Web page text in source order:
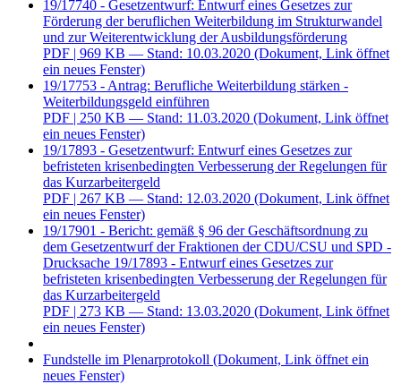
19/17740 - Gesetzentwurf: Entwurf eines Gesetzes zur
Förderung der beruflichen Weiterbildung im Strukturwandel
und zur Weiterentwicklung der Ausbildungsförderung
PDF | 969 KB — Stand: 10.03.2020 (Dokument, Link öffnet
ein neues Fenster)
19/17753 - Antrag: Berufliche Weiterbildung stärken -
Weiterbildungsgeld einführen
PDF | 250 KB — Stand: 11.03.2020 (Dokument, Link öffnet
ein neues Fenster)
19/17893 - Gesetzentwurf: Entwurf eines Gesetzes zur
befristeten krisenbedingten Verbesserung der Regelungen für
das Kurzarbeitergeld
PDF | 267 KB — Stand: 12.03.2020 (Dokument, Link öffnet
ein neues Fenster)
19/17901 - Bericht: gemäß § 96 der Geschäftsordnung zu
dem Gesetzentwurf der Fraktionen der CDU/CSU und SPD -
Drucksache 19/17893 - Entwurf eines Gesetzes zur
befristeten krisenbedingten Verbesserung der Regelungen für
das Kurzarbeitergeld
PDF | 273 KB — Stand: 13.03.2020 (Dokument, Link öffnet
ein neues Fenster)
Fundstelle im Plenarprotokoll (Dokument, Link öffnet ein
neues Fenster)